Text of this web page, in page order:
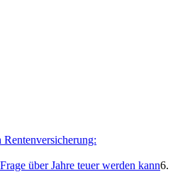
über Jahre teuer werden kann6.